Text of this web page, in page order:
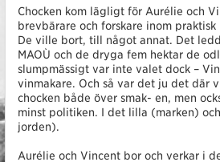
Chocken kom lägligt för Aurélie och
brevbärare och forskare inom
De ville bort, till något annat. Det
MAOÙ och de dryga fem hektar de
slumpmässigt var inte valet dock –
vinmakare. Och så var det ju det där
chocken både över smak- en, men
minst politiken. I det lilla (marken)
jorden).
Aurélie och Vincent bor och verkar i